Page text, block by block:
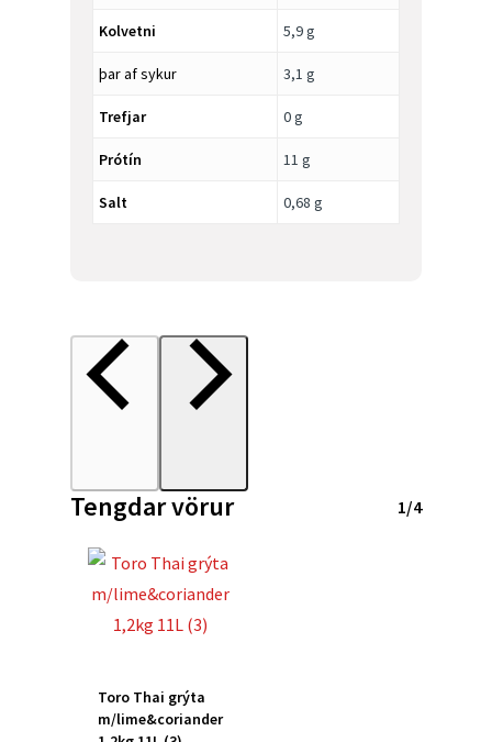
Kolvetni 5,9 g
þar af sykur 3,1 g
Trefjar 0 g
Prótín 11 g
Salt 0,68 g
Tengdar vörur 1/4
Idun chili
tómatsósa
890g (X6)
Toro
súkkulaðidrykkur
Toro
hvít
sósa
Toro Thai grýta
m/lime&coriander